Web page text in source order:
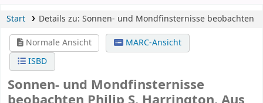
Start Details zu: Sonnen- und Mondfinsternisse beobachten
Normale Ansicht
MARC-Ansicht
ISBD
Sonnen- und Mondfinsternisse